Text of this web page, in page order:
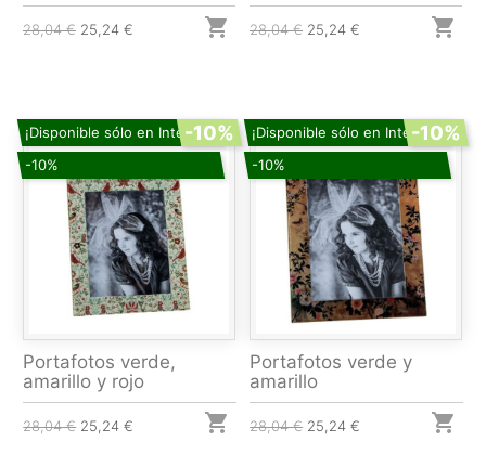
28,04 € 25,24 €  28,04 € 25,24 € 
¡Disponible sólo en Internet!
-10%
-10%
Portafotos verde,
amarillo y rojo
28,04 € 25,24 € 
¡Disponible sólo en Internet!
-10%
-10%
Portafotos verde y
amarillo
28,04 € 25,24 € 